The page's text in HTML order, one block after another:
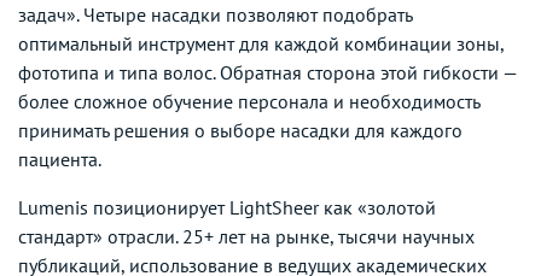
задач». Четыре насадки позволяют подобрать
оптимальный инструмент для каждой комбинации зоны,
фототипа и типа волос. Обратная сторона этой гибкости —
более сложное обучение персонала и необходимость
принимать решения о выборе насадки для каждого
пациента.
Lumenis позиционирует LightSheer как «золотой
стандарт» отрасли. 25+ лет на рынке, тысячи научных
публикаций, использование в ведущих академических